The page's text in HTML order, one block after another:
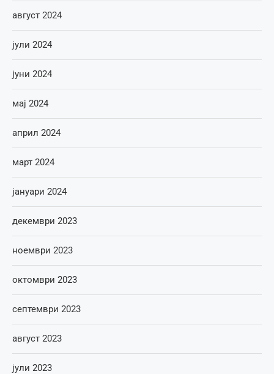
август 2024
јули 2024
јуни 2024
мај 2024
април 2024
март 2024
јануари 2024
декември 2023
ноември 2023
октомври 2023
септември 2023
август 2023
јули 2023